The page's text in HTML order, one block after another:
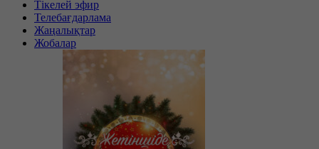
Тікелей эфир
Телебағдарлама
Жаңалықтар
Жобалар